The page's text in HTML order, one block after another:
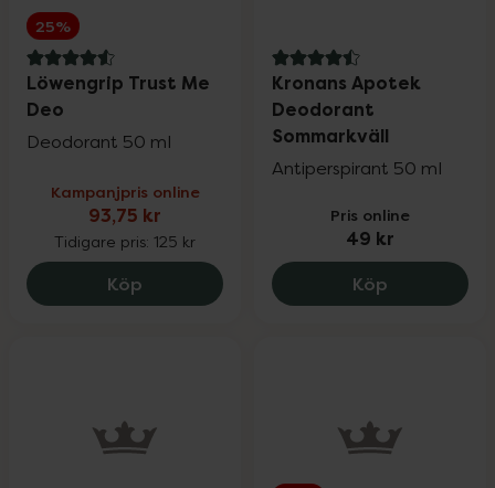
25%
4.6 av 5 i omdöme
Löwengrip Trust Me
Deo
Deodorant 50 ml
Kampanjpris online
93,75 kr
Tidigare pris: 125 kr
Köp Löwengrip Trust Me Deo, 93.75 kr.
4.5 av 5 i omdöme
Kronans Apotek
Deodorant
Sommarkväll
Antiperspirant 50 ml
Pris online
49 kr
Köp Kronans